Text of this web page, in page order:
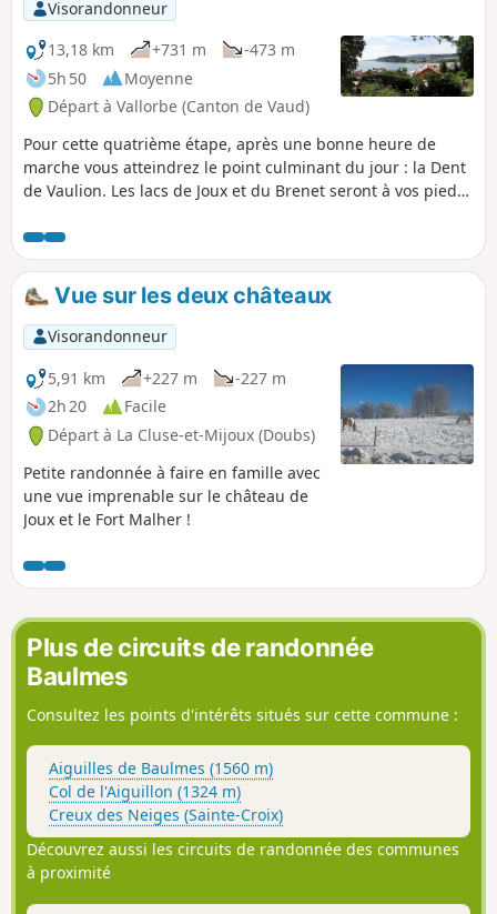
Visorandonneur
13,18 km
+731 m
-473 m
5h 50
Moyenne
Départ à Vallorbe (Canton de Vaud)
Pour cette quatrième étape, après une bonne heure de
marche vous atteindrez le point culminant du jour : la Dent
de Vaulion. Les lacs de Joux et du Brenet seront à vos pieds.
grotte karstique de l'Orbe, près de Vallorbe. Par temps clair
il est possible d'admirer jusqu'à huit lacs.
Vue sur les deux châteaux
Visorandonneur
5,91 km
+227 m
-227 m
2h 20
Facile
Départ à La Cluse-et-Mijoux (Doubs)
Petite randonnée à faire en famille avec
une vue imprenable sur le château de
Joux et le Fort Malher !
Plus de circuits de randonnée
Baulmes
Consultez les points d'intérêts situés sur cette commune :
Aiguilles de Baulmes (1560 m)
Col de l'Aiguillon (1324 m)
Creux des Neiges (Sainte-Croix)
Découvrez aussi les circuits de randonnée des communes
à proximité